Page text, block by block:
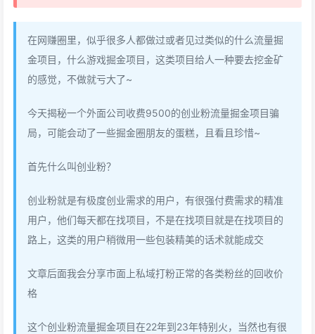
在网赚圈里，似乎很多人都做过或者见过类似的什么流量掘
金项目，什么游戏掘金项目，这类项目给人一种要去挖金矿
的感觉，不做就亏大了~
今天揭秘一个外面公司收费9500的创业粉流量掘金项目骗
局，可能会动了一些掘金圈朋友的蛋糕，且看且珍惜~
首先什么叫创业粉？
创业粉就是有极度创业需求的用户，有很强付费需求的精准
用户，他们每天都在找项目，不是在找项目就是在找项目的
路上，这类的用户稍微用一些包装精美的话术就能成交
文章后面我会分享市面上私域打粉正常的各类粉丝的回收价
格
这个创业粉流量掘金项目在22年到23年特别火，当然也有很